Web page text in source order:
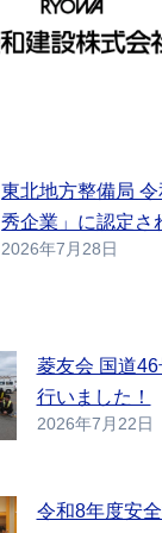
東北地方整備局
秀企業」に認定さ
2026年7月28日
菱友会 国道
行いました！
2026年7月22日
令和8年度安